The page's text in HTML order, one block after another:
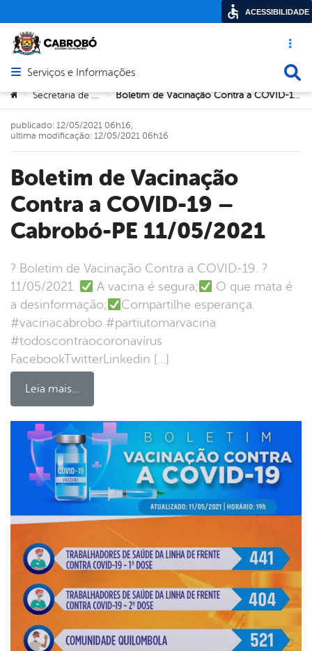
Acesso
Abrir menu principal de navegação
Serviços e Informações
Você está aqui:
> Secretaria de Saúde > Boletim de Vacinação Contra a COVID-19 – Cabrobó-PE 11/05/2021
Boletim de Vacinação
Contra a COVID-19 –
Cabrobó-PE 11/05/2021
? Boletim de Vacinação Contra a COVID-19. ?
11/05/2021.
A vacina é segura;
O que mata é
a desinformação;
Compartilhe esperança.
#vacinacabrobo #partiutomarvacina
#todoscontraocoronavírus
FacebookTwitterLinkedin […]
Leia mais…
publicado: 12/05/2021 06h16,
última modificação: 12/05/2021 06h16
ACESSIBILIDADE